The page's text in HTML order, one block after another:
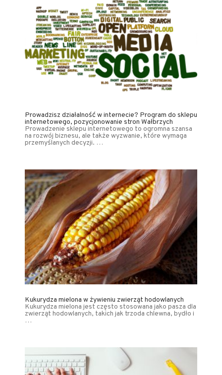
Prowadzisz działalność w internecie? Program do sklepu
internetowego, pozycjonowanie stron Wałbrzych
Prowadzenie sklepu internetowego to ogromna szansa
na rozwój biznesu, ale także wyzwanie, które wymaga
przemyślanych decyzji. …
Kukurydza mielona w żywieniu zwierząt hodowlanych
Kukurydza mielona jest często stosowana jako pasza dla
zwierząt hodowlanych, takich jak trzoda chlewna, bydło i
…